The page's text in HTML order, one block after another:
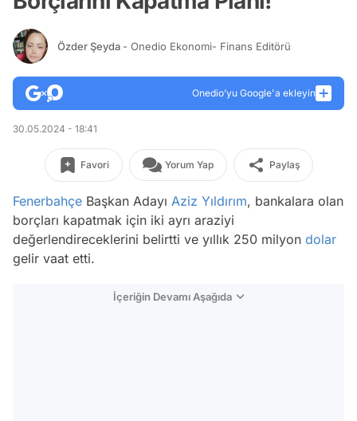
Özder Şeyda - Onedio Ekonomi- Finans Editörü
Onedio’yu Google'a ekleyin
30.05.2024 - 18:41
Favori Yorum Yap Paylaş
Fenerbahçe Başkan Adayı Aziz Yıldırım, bankalara olan
borçları kapatmak için iki ayrı araziyi
değerlendireceklerini belirtti ve yıllık 250 milyon dolar
gelir vaat etti.
İçeriğin Devamı Aşağıda